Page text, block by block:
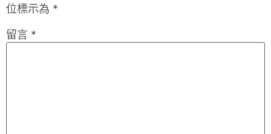
位標示為 *
留言 *